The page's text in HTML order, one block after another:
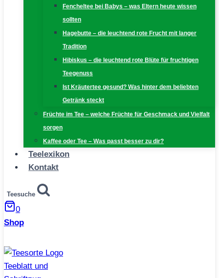
Fencheltee bei Babys – was Eltern heute wissen
sollten
Hagebutte – die leuchtend rote Frucht mit langer
Tradition
Hibiskus – die leuchtend rote Blüte für fruchtigen
Teegenuss
Ist Kräutertee gesund? Was hinter dem beliebten
Getränk steckt
Früchte im Tee – welche Früchte für Geschmack und Vielfalt
sorgen
Kaffee oder Tee – Was passt besser zu dir?
Teelexikon
Kontakt
Teesuche
0
Shop